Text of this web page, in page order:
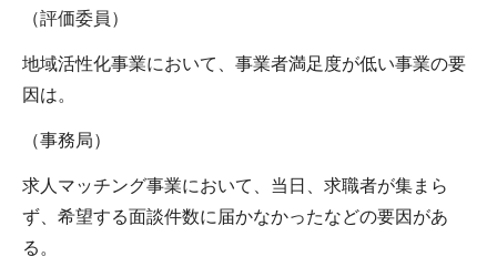
（評価委員）
地域活性化事業において、事業者満足度が低い事業の要
因は。
（事務局）
求人マッチング事業において、当日、求職者が集まら
ず、希望する面談件数に届かなかったなどの要因があ
る。